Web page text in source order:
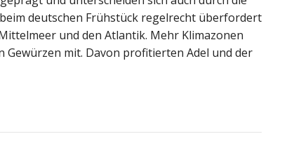
deutschen Frühstück regelrecht überfordert
und den Atlantik. Mehr Klimazonen
Gewürzen mit. Davon profitierten Adel und der